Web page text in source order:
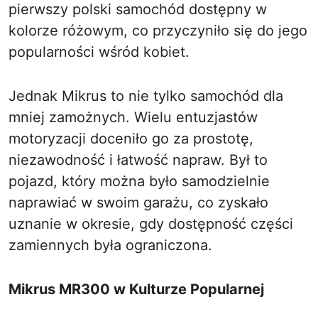
pierwszy polski samochód dostępny w
kolorze różowym, co przyczyniło się do jego
popularności wśród kobiet.
Jednak Mikrus to nie tylko samochód dla
mniej zamożnych. Wielu entuzjastów
motoryzacji doceniło go za prostotę,
niezawodność i łatwość napraw. Był to
pojazd, który można było samodzielnie
naprawiać w swoim garażu, co zyskało
uznanie w okresie, gdy dostępność części
zamiennych była ograniczona.
Mikrus MR300 w Kulturze Popularnej